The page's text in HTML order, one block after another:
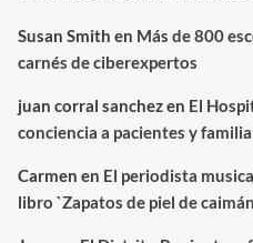
Susan Smith en Más de 800
carnés de ciberexpertos
juan corral sanchezen El
conciencia a pacientes y
Carmen en El periodista
libro `Zapatos de piel de